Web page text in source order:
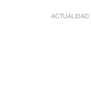
ACTUALIDAD